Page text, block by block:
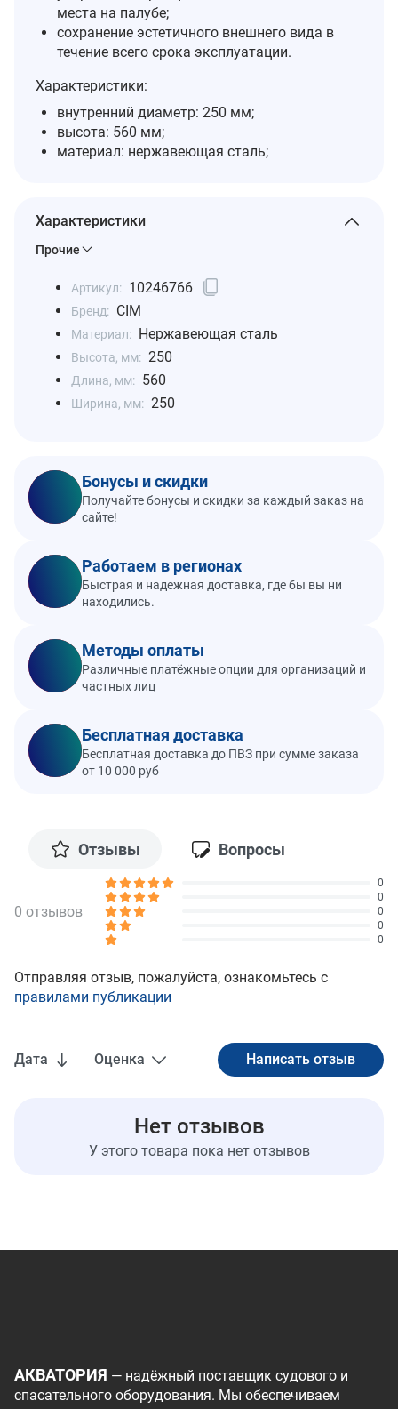
места на палубе;
сохранение эстетичного внешнего вида в
течение всего срока эксплуатации.
Характеристики:
внутренний диаметр: 250 мм;
высота: 560 мм;
материал: нержавеющая сталь;
Характеристики
Прочие
Артикул: 10246766
Бренд: CIM
Материал: Нержавеющая сталь
Высота, мм: 250
Длина, мм: 560
Ширина, мм: 250
Бонусы и скидки
Получайте бонусы и скидки за каждый заказ на
сайте!
Работаем в регионах
Быстрая и надежная доставка, где бы вы ни
находились.
Методы оплаты
Различные платёжные опции для организаций и
частных лиц
Бесплатная доставка
Бесплатная доставка до ПВЗ при сумме заказа
от 10 000 руб
Отзывы Вопросы
Дата Оценка
Нет отзывов
У этого товара пока нет отзывов
0 отзывов
0
0
0
0
0
Отправляя отзыв, пожалуйста, ознакомьтесь с
правилами публикации
АКВАТОРИЯ — надёжный поставщик судового и
спасательного оборудования. Мы обеспечиваем